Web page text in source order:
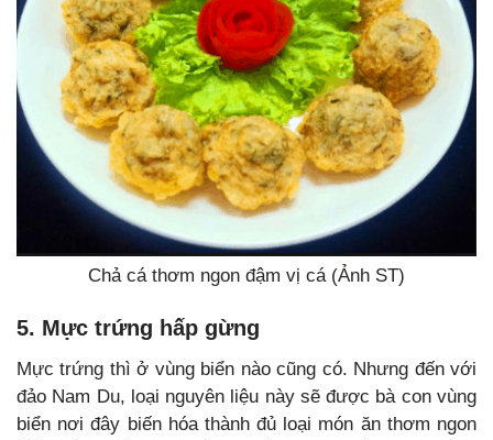
Chả cá thơm ngon đậm vị cá (Ảnh ST)
5. Mực trứng hấp gừng
Mực trứng thì ở vùng biển nào cũng có. Nhưng đến với
đảo Nam Du, loại nguyên liệu này sẽ được bà con vùng
biển nơi đây biến hóa thành đủ loại món ăn thơm ngon